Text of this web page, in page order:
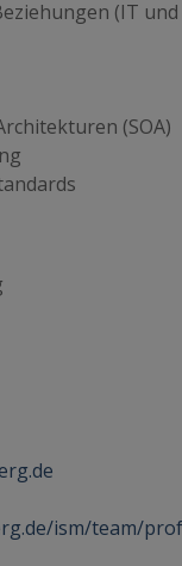
(IT und
(SOA)
ism/team/